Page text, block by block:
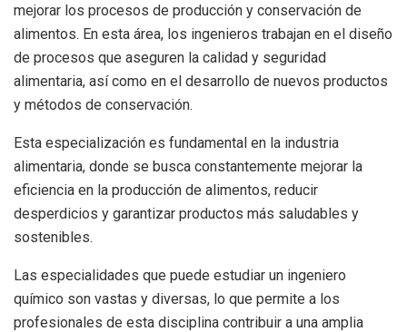
mejorar los procesos de producción y conservación de
alimentos. En esta área, los ingenieros trabajan en el diseño
de procesos que aseguren la calidad y seguridad
alimentaria, así como en el desarrollo de nuevos productos
y métodos de conservación.
Esta especialización es fundamental en la industria
alimentaria, donde se busca constantemente mejorar la
eficiencia en la producción de alimentos, reducir
desperdicios y garantizar productos más saludables y
sostenibles.
Las especialidades que puede estudiar un ingeniero
químico son vastas y diversas, lo que permite a los
profesionales de esta disciplina contribuir a una amplia